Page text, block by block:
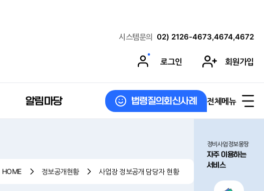
시스템문의 02) 2126-4673,4674,4672
로그인 회원가입
알림마당 법령질의회신사례 전체메뉴
HOME 정보공개현황 사업장 정보공개 담당자 현황
정비사업정보몽땅
자주 이용하는
서비스